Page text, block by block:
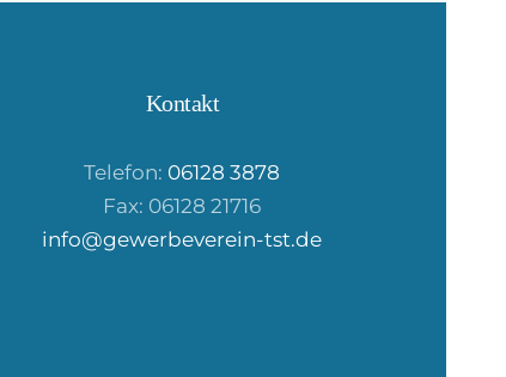
Kontakt
Telefon: 06128 3878
Fax: 06128 21716
info@gewerbeverein-tst.de